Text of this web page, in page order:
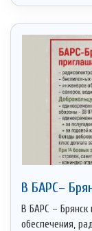
В БАРС–
В БАРС – Брянск
обеспечения,